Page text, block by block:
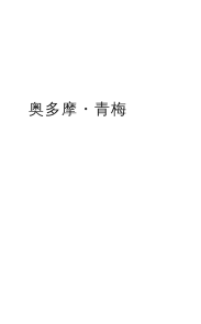
奥多摩・青梅